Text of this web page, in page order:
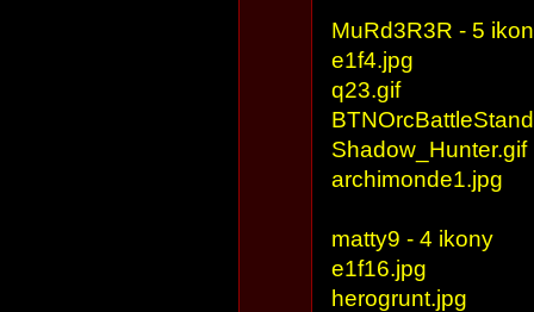
MuRd3R3R - 5 ikon
e1f4.jpg
q23.gif
Shadow_Hunter.gif
archimonde1.jpg
matty9 - 4 ikony
e1f16.jpg
herogrunt.jpg